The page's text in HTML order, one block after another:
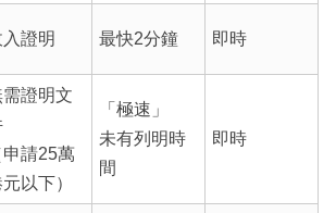
證明 最快2分鐘 即時
需證明文
申請25萬
以下）
「極速」
未有列明時
間
即時